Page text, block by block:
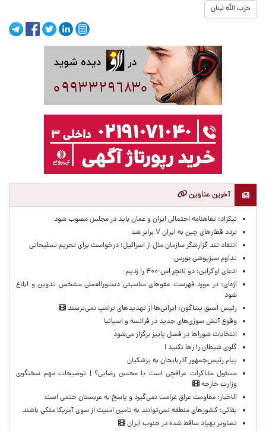
حزب الله لبنان
آخرین عناوین
نیکزاد: تفاهنامه احتمالی ایران و عمان باید در مجلس مصوب شود
تردد قطارهای چین به ایران ۷ برابر شد
انتقاد تند گزارشگر سازمان ملل از اسرائیل؛ درخواست برای تحریم تسلیحاتی
تداوم سبزپوشی بورس
ادعای اوکراین: دو لانچر اس-۴۰۰ را زدیم
اژه‌ای: در مورد فهرست عفوهای مناسبتی دستورالعملی مشخص تدوین و ابلاغ
شود
رئیس اسبق پنتاگون: ایرانی‌ها از تهدیدهای ترامپ نمی‌ترسند
وقوع آتش سوزی‌های جدید در فرانسه و اسپانیا
انتخابات شوراها در فصل پاییز برگزار می‌شود
گلوی شیطان را رها نکنید !
پیام رئیس‌جمهور آذربایجان به پزشکیان
مسئول مذاکرات عراقچی است یا محسن رضایی؟ | توضیحات مهم سخنگوی
وزارت خارجه
الاخبار: مقاومت عراق غرامت نمی‌گیرد و پاسخ به عربستان حتمی است
بقائی: کشورهای منطقه نمی‌توانند به تامین امنیت از سوی آمریکا متکی باشند
تصاویر پهپاد ساقط شده در جنوب ایران